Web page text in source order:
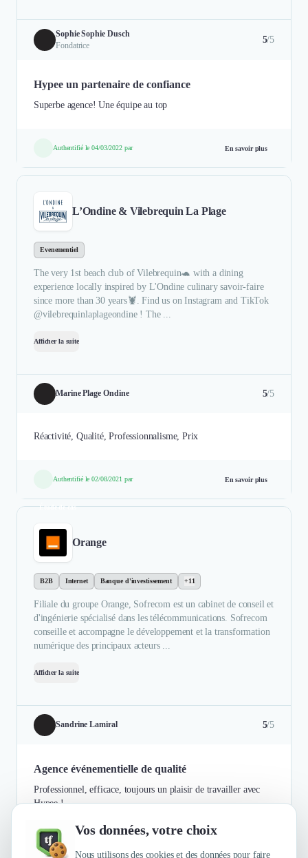
Vos données, votre choix
Nous utilisons des cookies et des données pour faire
Sophie Sophie Dusch
Fondatrice
5/5
Hypee un partenaire de confiance
Superbe agence! Une équipe au top
Authentifié le 04/03/2022 par En savoir plus
L’Ondine & Vilebrequin La Plage
Evenementiel
The very 1st beach club of Vilebrequin🐢 with a dining
experience locally inspired by L'Ondine culinary savoir-faire
since more than 30 years🦞. Find us on Instagram and TikTok
@vilebrequinlaplageondine ! The ...
Afficher la suite
Marine Plage Ondine 5/5
Réactivité, Qualité, Professionnalisme, Prix
Authentifié le 02/08/2021 par En savoir plus
Étude de cas
Orange
B2B Internet Banque d'investissement +11
Filiale du groupe Orange, Sofrecom est un cabinet de conseil et
d'ingénierie spécialisé dans les télécommunications. Sofrecom
conseille et accompagne le développement et la transformation
numérique des principaux acteurs ...
Afficher la suite
Sandrine Lamiral 5/5
Agence événementielle de qualité
Professionnel, efficace, toujours un plaisir de travailler avec
Hypee !
Authentifié le 07/07/2021 par